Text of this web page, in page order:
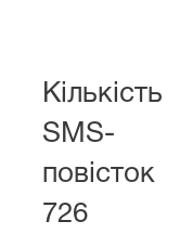
Кількість
SMS-
повісток
726